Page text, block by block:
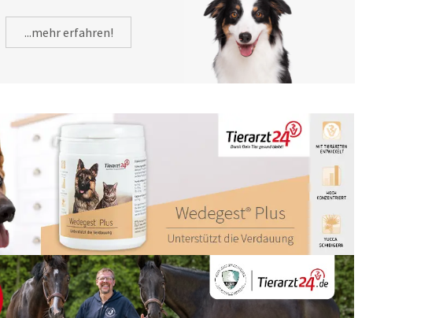
...mehr erfahren!